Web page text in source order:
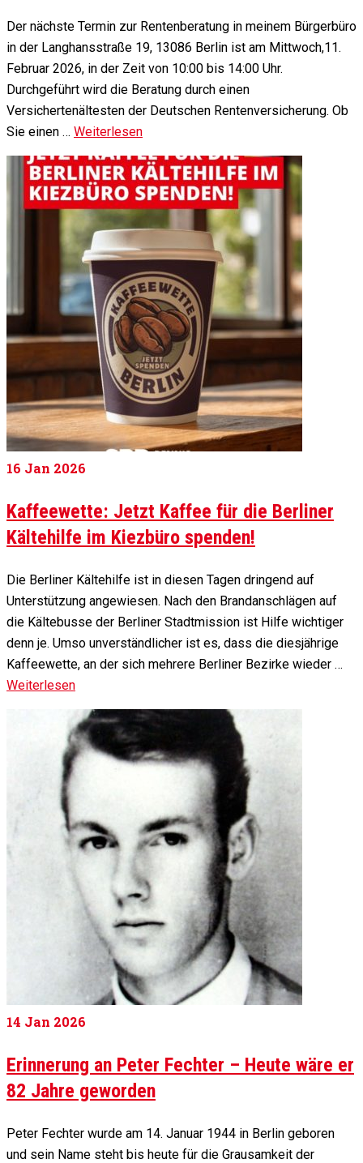
Der nächste Termin zur Rentenberatung in meinem Bürgerbüro
in der Langhansstraße 19, 13086 Berlin ist am Mittwoch,11.
Februar 2026, in der Zeit von 10:00 bis 14:00 Uhr.
Durchgeführt wird die Beratung durch einen
Versichertenältesten der Deutschen Rentenversicherung. Ob
Sie einen … Weiterlesen
16 Jan 2026
Kaffeewette: Jetzt Kaffee für die Berliner
Kältehilfe im Kiezbüro spenden!
Die Berliner Kältehilfe ist in diesen Tagen dringend auf
Unterstützung angewiesen. Nach den Brandanschlägen auf
die Kältebusse der Berliner Stadtmission ist Hilfe wichtiger
denn je. Umso unverständlicher ist es, dass die diesjährige
Kaffeewette, an der sich mehrere Berliner Bezirke wieder …
Weiterlesen
14 Jan 2026
Erinnerung an Peter Fechter – Heute wäre er
82 Jahre geworden
Peter Fechter wurde am 14. Januar 1944 in Berlin geboren
und sein Name steht bis heute für die Grausamkeit der